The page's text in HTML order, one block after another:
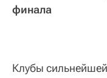
финала
Клубы